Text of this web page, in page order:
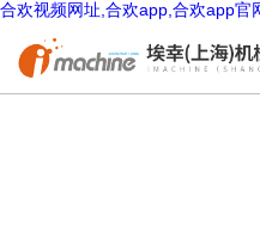
合欢视频网址,合欢app,合欢app官